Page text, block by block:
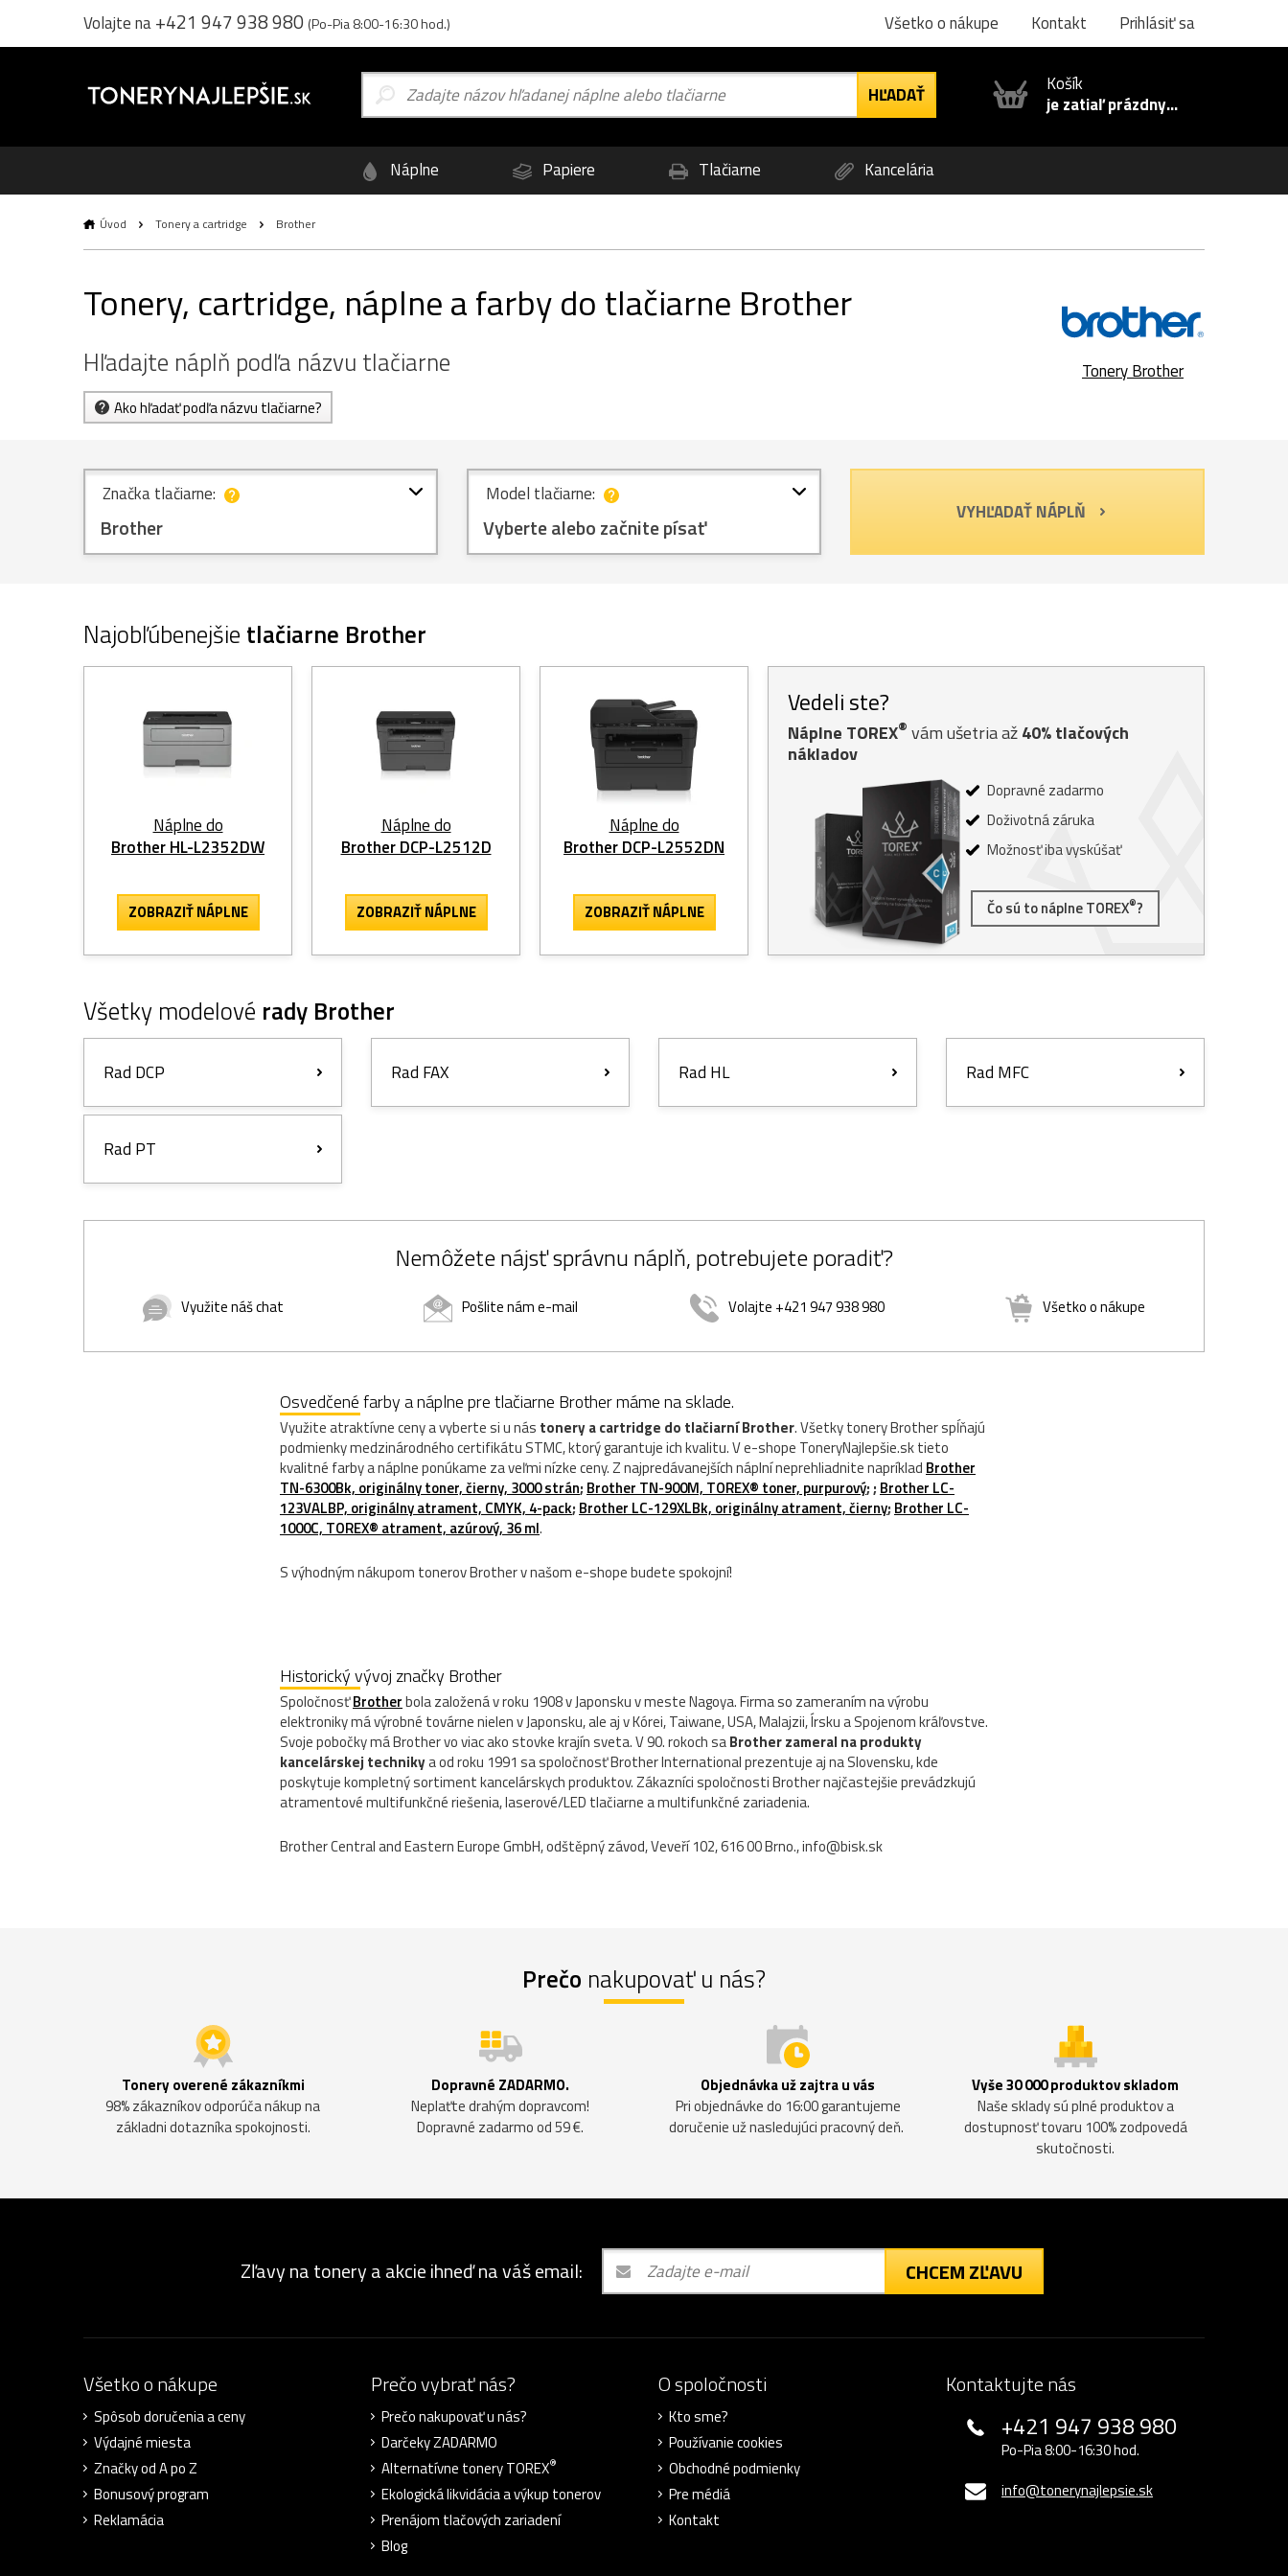
Volajte na+421 947 938 980 (Po-Pia 8:00-16:30 hod.) Všetko o nákupe Kontakt Prihlásiť sa
Košík
je zatiaľ prázdny...
Náplne Papiere Tlačiarne Kancelária
Úvod Tonery a cartridge Brother
Tonery Brother
Tonery, cartridge, náplne a farby do tlačiarne Brother
Hľadajte náplň podľa názvu tlačiarne
Ako hľadať podľa názvu tlačiarne?
Značka tlačiarne:
Brother
Model tlačiarne:
Vyberte alebo začnite písať
VYHĽADAŤ NÁPLŇ
Najobľúbenejšie tlačiarne Brother
Náplne do
Brother HL-L2352DW
ZOBRAZIŤ NÁPLNE
Náplne do
Brother DCP-L2512D
ZOBRAZIŤ NÁPLNE
Náplne do
Brother DCP-L2552DN
ZOBRAZIŤ NÁPLNE
Vedeli ste?
Náplne TOREX® vám ušetria až40% tlačových
nákladov
Dopravné zadarmo
Doživotná záruka
Možnosť iba vyskúšať
Čo sú to náplne TOREX®?
Všetky modelové rady Brother
Rad DCP Rad FAX Rad HL Rad MFC
Rad PT
Nemôžete nájsť správnu náplň, potrebujete poradiť?
Využite náš chat Pošlite nám e-mail Volajte +421 947 938 980 Všetko o nákupe
Osvedčené farby a náplne pre tlačiarne Brother máme na sklade.
Využite atraktívne ceny a vyberte si u nás tonery a cartridge do tlačiarní Brother. Všetky tonery Brother spĺňajú
podmienky medzinárodného certifikátu STMC, ktorý garantuje ich kvalitu. V e-shope ToneryNajlepšie.sk tieto
kvalitné farby a náplne ponúkame za veľmi nízke ceny. Z najpredávanejších náplní neprehliadnite napríklad Brother
TN-6300Bk, originálny toner, čierny, 3000 strán; Brother TN-900M, TOREX® toner, purpurový;; Brother LC-
123VALBP, originálny atrament, CMYK, 4-pack; Brother LC-129XLBk, originálny atrament, čierny; Brother LC-
1000C, TOREX® atrament, azúrový, 36 ml.
S výhodným nákupom tonerov Brother v našom e-shope budete spokojní!
Historický vývoj značky Brother
SpoločnosťBrotherbola založená v roku 1908 v Japonsku v meste Nagoya. Firma so zameraním na výrobu
elektroniky má výrobné továrne nielen v Japonsku, ale aj v Kórei, Taiwane, USA, Malajzii, Írsku a Spojenom kráľovstve.
Svoje pobočky má Brother vo viac ako stovke krajín sveta. V 90. rokoch saBrother zameral na produkty
kancelárskej technikya od roku 1991 sa spoločnosť Brother International prezentuje aj na Slovensku, kde
poskytuje kompletný sortiment kancelárskych produktov. Zákazníci spoločnosti Brother najčastejšie prevádzkujú
atramentové multifunkčné riešenia, laserové/LED tlačiarne a multifunkčné zariadenia.
Brother Central and Eastern Europe GmbH, odštěpný závod, Veveří 102, 616 00 Brno., info@bisk.sk
Prečo nakupovať u nás?
Tonery overené zákazníkmi
98% zákazníkov odporúča nákup na
základni dotazníka spokojnosti.
Dopravné ZADARMO.
Neplaťte drahým dopravcom!
Dopravné zadarmo od 59 €.
Objednávka už zajtra u vás
Pri objednávke do 16:00 garantujeme
doručenie už nasledujúci pracovný deň.
Vyše 30 000 produktov skladom
Naše sklady sú plné produktov a
dostupnosť tovaru 100% zodpovedá
skutočnosti.
Zľavy na tonery a akcie ihneď na váš email: CHCEM ZĽAVU
Všetko o nákupe
Spôsob doručenia a ceny
Výdajné miesta
Značky od A po Z
Bonusový program
Reklamácia
Prečo vybrať nás?
Prečo nakupovať u nás?
Darčeky ZADARMO
Alternatívne tonery TOREX®
Ekologická likvidácia a výkup tonerov
Prenájom tlačových zariadení
Blog
O spoločnosti
Kto sme?
Používanie cookies
Obchodné podmienky
Pre médiá
Kontakt
Kontaktujte nás
+421 947 938 980
Po-Pia 8:00-16:30 hod.
info@tonerynajlepsie.sk